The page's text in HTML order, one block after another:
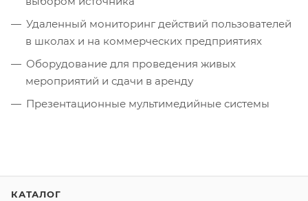
Удаленный мониторинг действий пользователей
в школах и на коммерческих предприятиях
Оборудование для проведения живых
мероприятий и сдачи в аренду
Презентационные мультимедийные системы
КАТАЛОГ